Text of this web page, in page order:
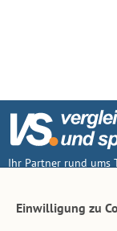
Ihr Partner rund ums
Einwilligung zu